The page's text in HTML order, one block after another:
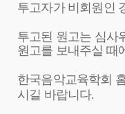
투고자가 비회원인
투고된 원고는 심사
원고를 보내주실 때
한국음악교육학회
시길 바랍니다.